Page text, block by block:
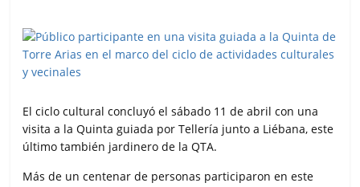
El ciclo cultural concluyó el sábado 11 de abril con una
visita a la Quinta guiada por Tellería junto a Liébana, este
último también jardinero de la QTA.
Más de un centenar de personas participaron en este